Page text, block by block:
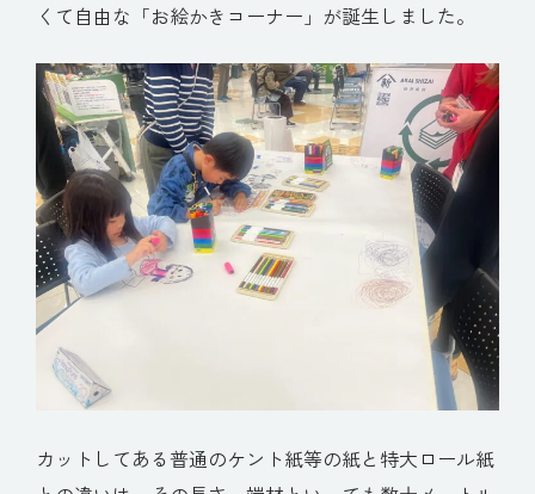
くて自由な「お絵かきコーナー」が誕生しました。
カットしてある普通のケント紙等の紙と特大ロール紙